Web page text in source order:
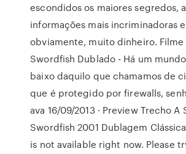
escondidos os maiores segredos,
informações mais incriminadoras
obviamente, muito dinheiro. Filme
Swordfish Dublado - Há um
baixo daquilo que chamamos de
que é protegido por firewalls,
ava 16/09/2013 · Preview Trecho A
Swordfish 2001 Dublagem
is not available right now. Please